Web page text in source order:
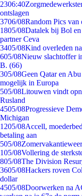
2306:40
ontslagen
3706/08Random Pics van
1805/08Datalek bij Bol
partner Ceva
3405/08Kind overleden
605/08Nieuw slachtoffer
B. (66)
305/08Geen Qatar en
mogelijk in Europa
505/08Litouwen vindt
Rusland
4505/08Progressieve
Michigan
1205/08Accell,
betaling aan
505/08
105/08Vollering de
805/08The Division
3605/08Hackers roven
dollar
4505/08Doorwerken na